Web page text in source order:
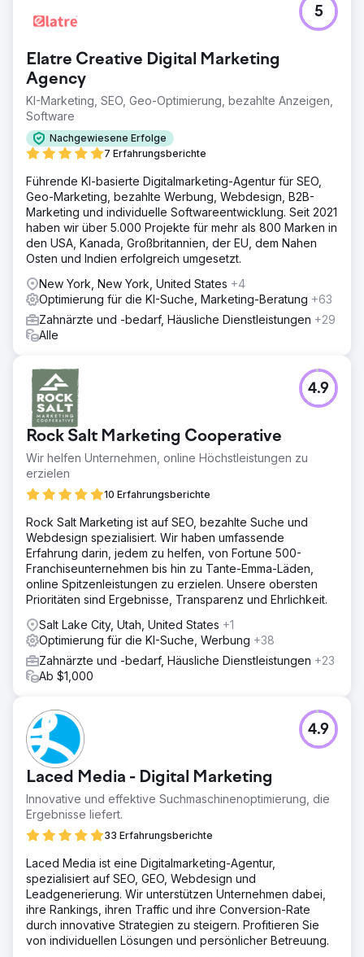
Elatre Creative Digital Marketing
Agency
KI-Marketing, SEO, Geo-Optimierung, bezahlte Anzeigen,
Software
Nachgewiesene Erfolge
7 Erfahrungsberichte
5
Führende KI-basierte Digitalmarketing-Agentur für SEO,
Geo-Marketing, bezahlte Werbung, Webdesign, B2B-
Marketing und individuelle Softwareentwicklung. Seit 2021
haben wir über 5.000 Projekte für mehr als 800 Marken in
den USA, Kanada, Großbritannien, der EU, dem Nahen
Osten und Indien erfolgreich umgesetzt.
New York, New York, United States +4
Optimierung für die KI-Suche, Marketing-Beratung +63
Zahnärzte und -bedarf, Häusliche Dienstleistungen +29
Alle
Rock Salt Marketing Cooperative
Wir helfen Unternehmen, online Höchstleistungen zu
erzielen
10 Erfahrungsberichte
4.9
Rock Salt Marketing ist auf SEO, bezahlte Suche und
Webdesign spezialisiert. Wir haben umfassende
Erfahrung darin, jedem zu helfen, von Fortune 500-
Franchiseunternehmen bis hin zu Tante-Emma-Läden,
online Spitzenleistungen zu erzielen. Unsere obersten
Prioritäten sind Ergebnisse, Transparenz und Ehrlichkeit.
Salt Lake City, Utah, United States +1
Optimierung für die KI-Suche, Werbung +38
Zahnärzte und -bedarf, Häusliche Dienstleistungen +23
Ab $1,000
Laced Media - Digital Marketing
Innovative und effektive Suchmaschinenoptimierung, die
Ergebnisse liefert.
33 Erfahrungsberichte
4.9
Laced Media ist eine Digitalmarketing-Agentur,
spezialisiert auf SEO, GEO, Webdesign und
Leadgenerierung. Wir unterstützen Unternehmen dabei,
ihre Rankings, ihren Traffic und ihre Conversion-Rate
durch innovative Strategien zu steigern. Profitieren Sie
von individuellen Lösungen und persönlicher Betreuung.